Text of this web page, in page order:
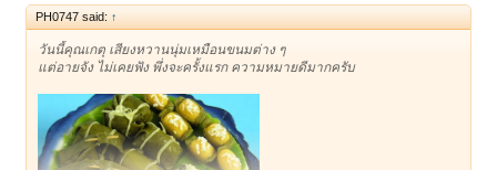
PH0747 said: ↑
วันนี้คุณเกตุ เสียงหวานนุ่มเหมือนขนมต่าง ๆ
แต่อายจัง ไม่เคยฟัง พึ่งจะครั้งแรก ความหมายดีมากครับ